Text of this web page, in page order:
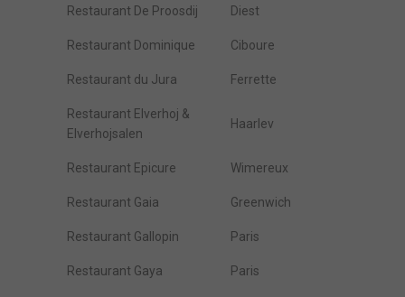
Restaurant De Proosdij Diest
Restaurant Dominique Ciboure
Restaurant du Jura Ferrette
Restaurant Elverhoj &
Elverhojsalen
Haarlev
Restaurant Epicure Wimereux
Restaurant Gaia Greenwich
Restaurant Gallopin Paris
Restaurant Gaya Paris